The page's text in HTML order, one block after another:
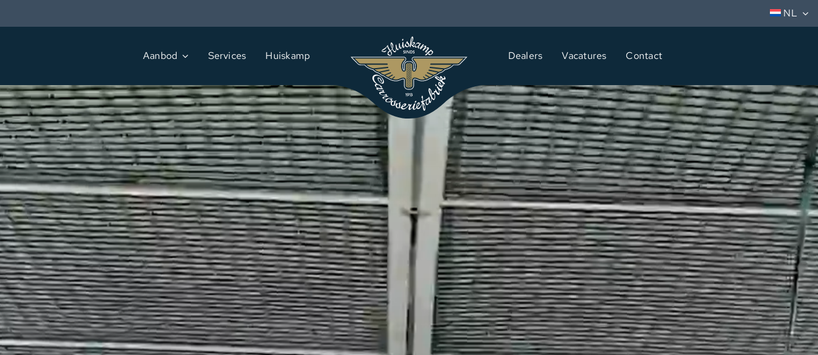
naar
NL
Aanbod Services Huiskamp Dealers Vacatures Contact